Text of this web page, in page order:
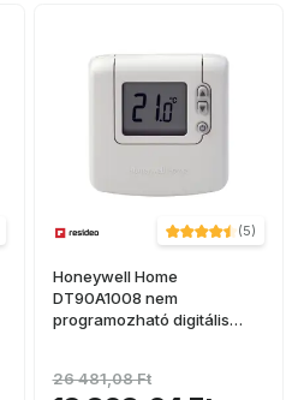
(5)
Honeywell Home
DT90A1008 nem
programozható digitális
26 481,08 Ft